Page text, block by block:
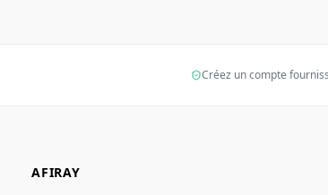
Créez un compte
AFIRAY